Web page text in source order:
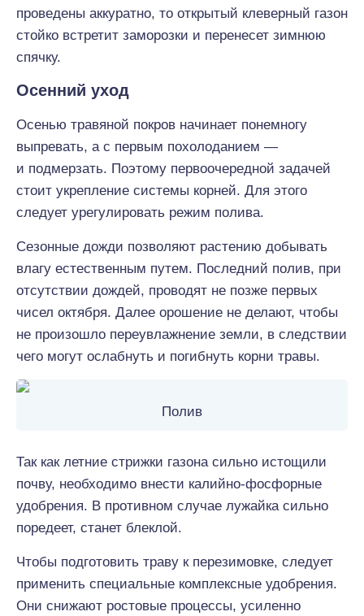
проведены аккуратно, то открытый клеверный газон
стойко встретит заморозки и перенесет зимнюю
спячку.
Осенний уход
Осенью травяной покров начинает понемногу
выпревать, а с первым похолоданием —
и подмерзать. Поэтому первоочередной задачей
стоит укрепление системы корней. Для этого
следует урегулировать режим полива.
Сезонные дожди позволяют растению добывать
влагу естественным путем. Последний полив, при
отсутствии дождей, проводят не позже первых
чисел октября. Далее орошение не делают, чтобы
не произошло переувлажнение земли, в следствии
чего могут ослабнуть и погибнуть корни травы.
Полив
Так как летние стрижки газона сильно истощили
почву, необходимо внести калийно-фосфорные
удобрения. В противном случае лужайка сильно
поредеет, станет блеклой.
Чтобы подготовить траву к перезимовке, следует
применить специальные комплексные удобрения.
Они снижают ростовые процессы, усиленно